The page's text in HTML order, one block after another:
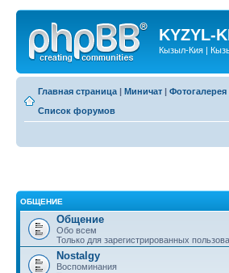
KYZYL-
Кызыл-Кия |
Главная страница | Миничат | Фотогалерея
Список форумов
ОБЩЕНИЕ
Общение
Обо всем
Только для зарегистрированных
Nostalgy
Воспоминания